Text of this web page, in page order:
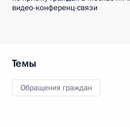
видео-конференц-связи
Темы
Обращения граждан